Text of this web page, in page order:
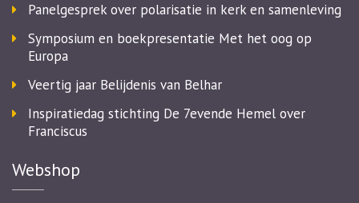
Panelgesprek over polarisatie in kerk en samenleving
Symposium en boekpresentatie Met het oog op
Europa
Veertig jaar Belijdenis van Belhar
Inspiratiedag stichting De 7evende Hemel over
Franciscus
Webshop